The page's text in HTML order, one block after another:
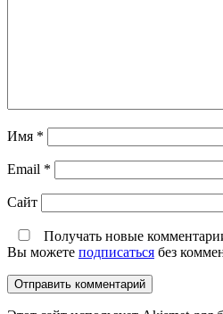
Имя *
Email *
Сайт
Получать новые
Вы можете подписаться без